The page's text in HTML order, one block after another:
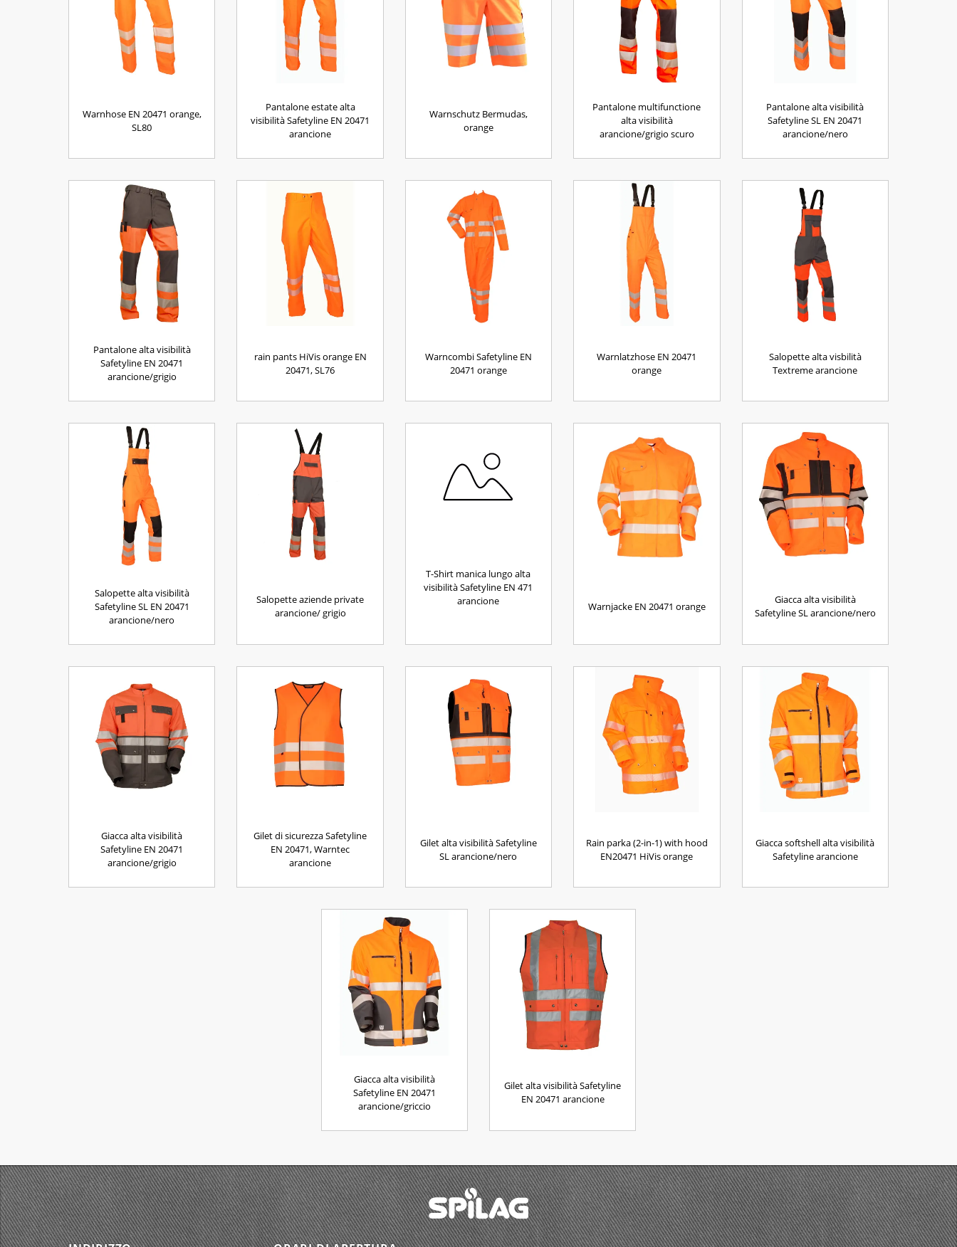
Warnhose EN 20471 orange,
SL80
Pantalone estate alta
visibilità Safetyline EN 20471
arancione
Warnschutz Bermudas,
orange
Pantalone multifunctione
alta visibilità
arancione/grigio scuro
Pantalone alta visibilità
Safetyline SL EN 20471
arancione/nero
Pantalone alta visibilità
Safetyline EN 20471
arancione/grigio
rain pants HiVis orange EN
20471, SL76
Warncombi Safetyline EN
20471 orange
Warnlatzhose EN 20471
orange
Salopette alta visbilità
Textreme arancione
Salopette alta visibilità
Safetyline SL EN 20471
arancione/nero
Salopette aziende private
arancione/ grigio
T-Shirt manica lungo alta
visibilità Safetyline EN 471
arancione
Warnjacke EN 20471 orange
Giacca alta visibilità
Safetyline SL arancione/nero
Giacca alta visibilità
Safetyline EN 20471
arancione/grigio
Gilet di sicurezza Safetyline
EN 20471, Warntec
arancione
Gilet alta visibilità Safetyline
SL arancione/nero
Rain parka (2-in-1) with hood
EN20471 HiVis orange
Giacca softshell alta visibilità
Safetyline arancione
Giacca alta visibilità
Safetyline EN 20471
arancione/griccio
Gilet alta visibilità Safetyline
EN 20471 arancione